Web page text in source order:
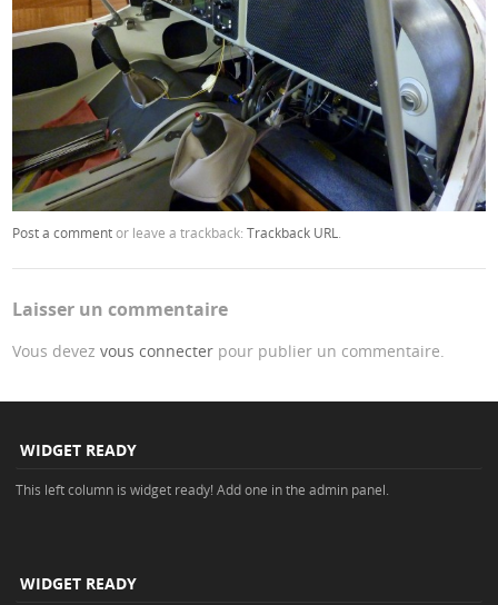
Post a commentor leave a trackback:Trackback URL
Laisser un commentaire
Vous devezvous connecter pour publier un commentaire.
WIDGET READY
This left column is widget ready! Add one in the admin panel.
WIDGET READY